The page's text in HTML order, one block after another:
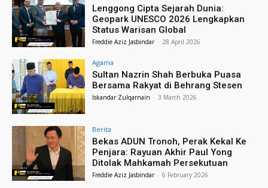
Lenggong Cipta Sejarah Dunia:
Geopark UNESCO 2026 Lengkapkan
Status Warisan Global
Freddie Aziz Jasbindar - 28 April 2026
Agama
Sultan Nazrin Shah Berbuka Puasa
Bersama Rakyat di Behrang Stesen
Iskandar Zulqarnain - 3 March 2026
Berita
Bekas ADUN Tronoh, Perak Kekal Ke
Penjara: Rayuan Akhir Paul Yong
Ditolak Mahkamah Persekutuan
Freddie Aziz Jasbindar - 6 February 2026